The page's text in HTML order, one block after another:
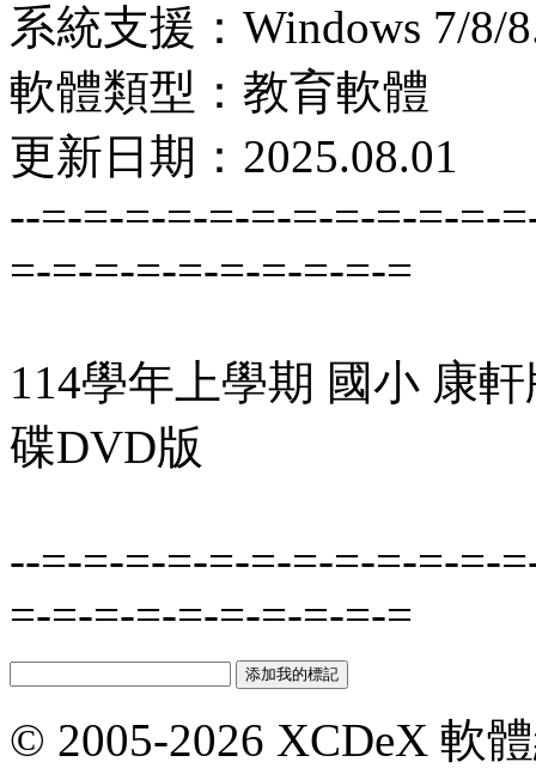
系統支援：Windows 7/8/
軟體類型：教育軟體
更新日期：2025.08.01
--=-=-=-=-=-=-=-=-=-=-=-
=-=-=-=-=-=-=-=-=-=
114學年上學期 國小 康
碟DVD版
--=-=-=-=-=-=-=-=-=-=-=-
=-=-=-=-=-=-=-=-=-=
© 2005-2026 XCDeX 軟